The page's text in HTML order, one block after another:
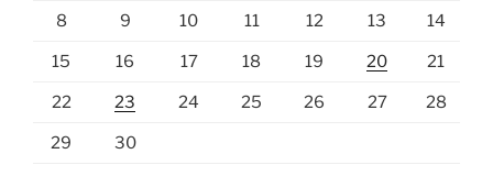
8 9 10 11 12 13 14
15 16 17 18 19 20 21
22 23 24 25 26 27 28
29 30